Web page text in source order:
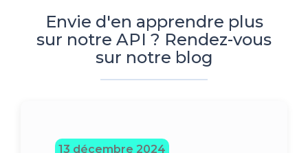
Envie d'en apprendre plus
sur notre API ? Rendez-vous
sur notre blog
13 décembre 2024